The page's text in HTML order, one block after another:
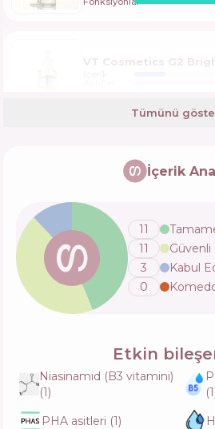
VT Cosmetics G2
VT Cosmetics S4
Biodance Radiant Vita
İçerik
Aktifler
Fonksiyonlar
Round Lab Vita
Serum
İçerik
Aktifler
Tümünü
İçerik
11
11
Güvenli
3
Kabul
0
Etkin
Niasinamid (B3 vitamini)
(1)
(1
PHA asitleri (1)